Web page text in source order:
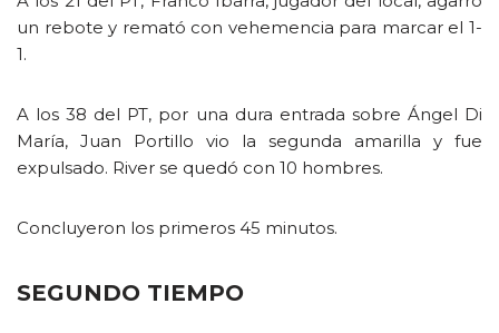
un rebote y remató con vehemencia para marcar el 1-
1.
A los 38 del PT, por una dura entrada sobre Ángel Di
María, Juan Portillo vio la segunda amarilla y fue
expulsado. River se quedó con 10 hombres.
Concluyeron los primeros 45 minutos.
SEGUNDO TIEMPO